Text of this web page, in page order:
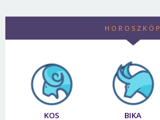
HOROSZKÓP
KOS BIKA